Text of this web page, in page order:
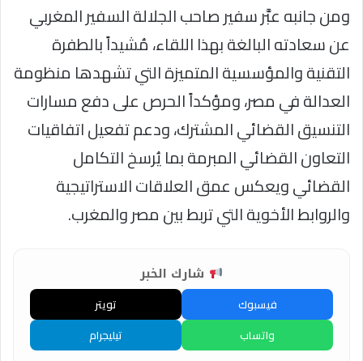
ومن جانبه عبَّر سفير صاحب الجلالة السفير المغربي
عن سعادته البالغة بهذا اللقاء، مُشيداً بالطفرة
التقنية والمؤسسية المتميزة التي تشهدها منظومة
العدالة في مصر، ومؤكداً الحرص على دفع مسارات
التنسيق القضائي المشترك، ودعم تفعيل اتفاقيات
التعاون القضائي المبرمة بما يُرسخ التكامل
القضائي ويعكس عمق العلاقات الاستراتيجية
والروابط الأخوية التي تربط بين مصر والمغرب.
شارك الخبر
فيسبوك
تويتر
واتساب
تيليجرام